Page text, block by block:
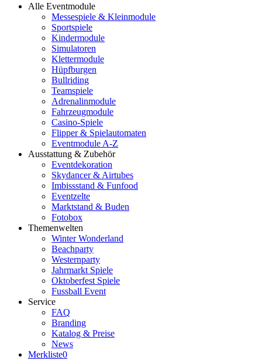
Alle Eventmodule
Messespiele & Kleinmodule
Sportspiele
Kindermodule
Simulatoren
Klettermodule
Hüpfburgen
Bullriding
Teamspiele
Adrenalinmodule
Fahrzeugmodule
Casino-Spiele
Flipper & Spielautomaten
Eventmodule A-Z
Ausstattung & Zubehör
Eventdekoration
Skydancer & Airtubes
Imbissstand & Funfood
Eventzelte
Marktstand & Buden
Fotobox
Themenwelten
Winter Wonderland
Beachparty
Westernparty
Jahrmarkt Spiele
Oktoberfest Spiele
Fussball Event
Service
FAQ
Branding
Katalog & Preise
News
Merkliste0